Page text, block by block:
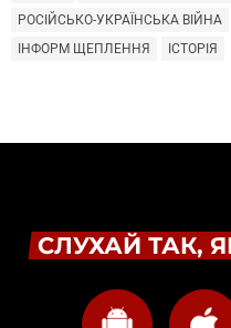
РОСІЙСЬКО-УКРАЇНСЬКА ВІЙНА
ІНФОРМ ЩЕПЛЕННЯ
ІСТОРІЯ
СЛУХАЙ ТАК,